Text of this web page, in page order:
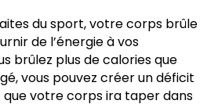
du sport, votre corps brûle
de l’énergie à vos
brûlez plus de calories que
vous pouvez créer un déficit
que votre corps ira taper dans